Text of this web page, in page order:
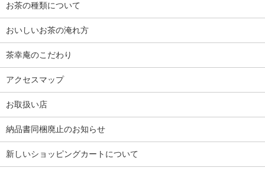
お茶の種類について
おいしいお茶の淹れ方
茶幸庵のこだわり
アクセスマップ
お取扱い店
納品書同梱廃止のお知らせ
新しいショッピングカートについて